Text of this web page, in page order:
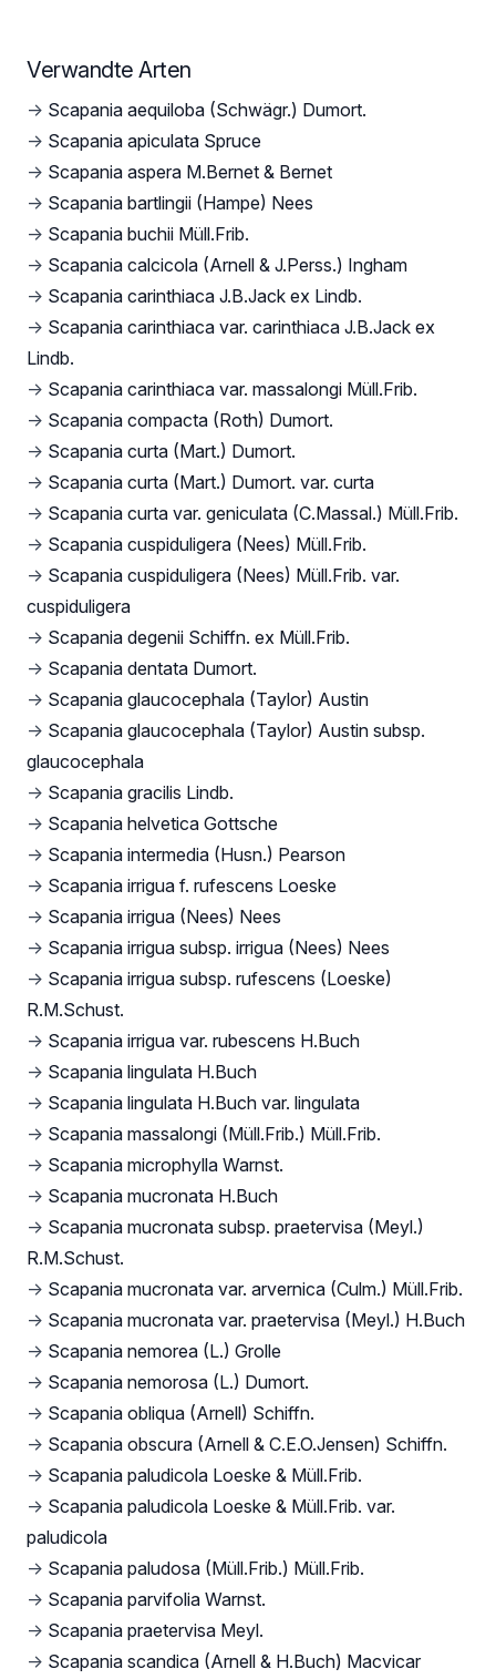
Verwandte Arten
→ Scapania aequiloba (Schwägr.) Dumort.
→ Scapania apiculata Spruce
→ Scapania aspera M.Bernet & Bernet
→ Scapania bartlingii (Hampe) Nees
→ Scapania buchii Müll.Frib.
→ Scapania calcicola (Arnell & J.Perss.) Ingham
→ Scapania carinthiaca J.B.Jack ex Lindb.
→ Scapania carinthiaca var. carinthiaca J.B.Jack ex
Lindb.
→ Scapania carinthiaca var. massalongi Müll.Frib.
→ Scapania compacta (Roth) Dumort.
→ Scapania curta (Mart.) Dumort.
→ Scapania curta (Mart.) Dumort. var. curta
→ Scapania curta var. geniculata (C.Massal.) Müll.Frib.
→ Scapania cuspiduligera (Nees) Müll.Frib.
→ Scapania cuspiduligera (Nees) Müll.Frib. var.
cuspiduligera
→ Scapania degenii Schiffn. ex Müll.Frib.
→ Scapania dentata Dumort.
→ Scapania glaucocephala (Taylor) Austin
→ Scapania glaucocephala (Taylor) Austin subsp.
glaucocephala
→ Scapania gracilis Lindb.
→ Scapania helvetica Gottsche
→ Scapania intermedia (Husn.) Pearson
→ Scapania irrigua f. rufescens Loeske
→ Scapania irrigua (Nees) Nees
→ Scapania irrigua subsp. irrigua (Nees) Nees
→ Scapania irrigua subsp. rufescens (Loeske)
R.M.Schust.
→ Scapania irrigua var. rubescens H.Buch
→ Scapania lingulata H.Buch
→ Scapania lingulata H.Buch var. lingulata
→ Scapania massalongi (Müll.Frib.) Müll.Frib.
→ Scapania microphylla Warnst.
→ Scapania mucronata H.Buch
→ Scapania mucronata subsp. praetervisa (Meyl.)
R.M.Schust.
→ Scapania mucronata var. arvernica (Culm.) Müll.Frib.
→ Scapania mucronata var. praetervisa (Meyl.) H.Buch
→ Scapania nemorea (L.) Grolle
→ Scapania nemorosa (L.) Dumort.
→ Scapania obliqua (Arnell) Schiffn.
→ Scapania obscura (Arnell & C.E.O.Jensen) Schiffn.
→ Scapania paludicola Loeske & Müll.Frib.
→ Scapania paludicola Loeske & Müll.Frib. var.
paludicola
→ Scapania paludosa (Müll.Frib.) Müll.Frib.
→ Scapania parvifolia Warnst.
→ Scapania praetervisa Meyl.
→ Scapania scandica (Arnell & H.Buch) Macvicar